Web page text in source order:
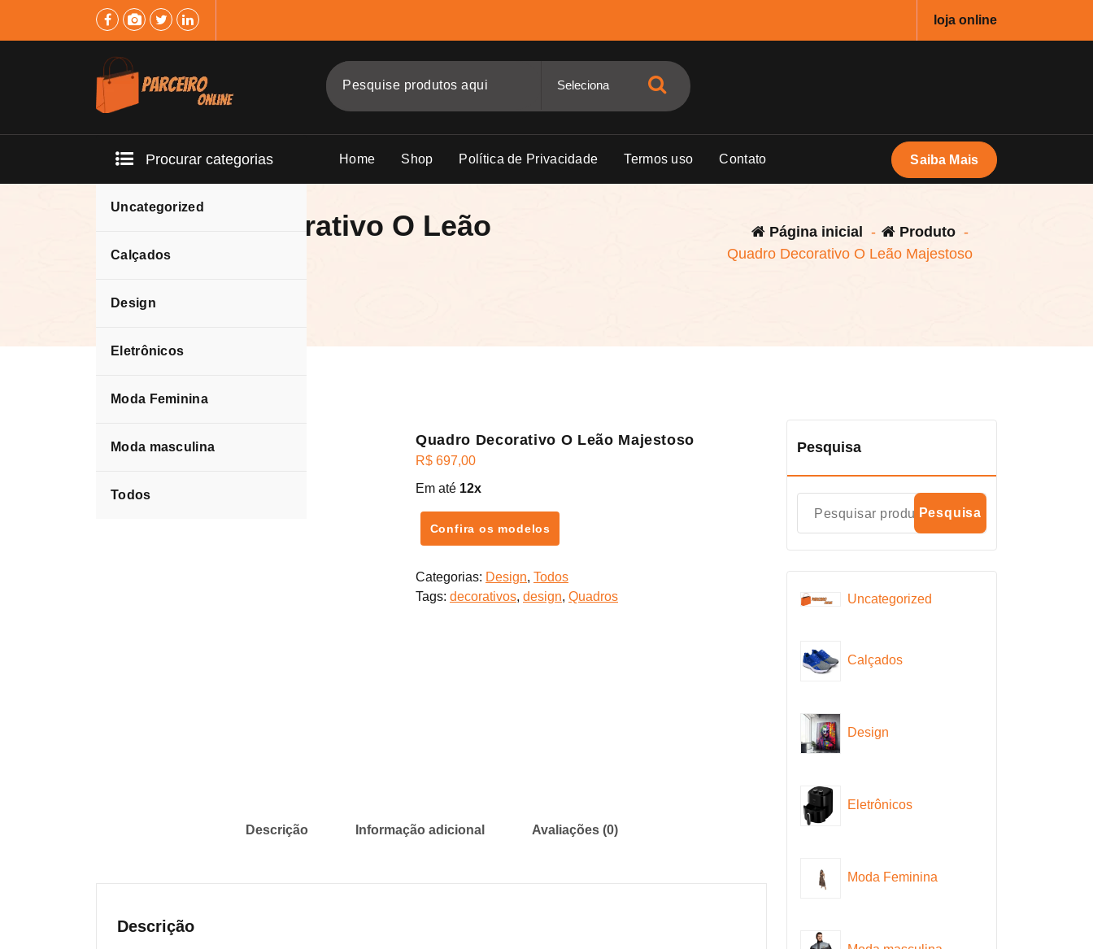
loja online
Procurar categorias
Uncategorized
Calçados
Design
Eletrônicos
Moda Feminina
Moda masculina
Todos
Home Shop Política de Privacidade Termos uso Contato Saiba Mais
Quadro Decorativo O Leão
Majestoso
Página inicial - Produto -
Quadro Decorativo O Leão Majestoso
Quadro Decorativo O Leão Majestoso
R$ 697,00
Em até 12x
Confira os modelos
Categorias: Design, Todos
Tags: decorativos, design, Quadros
Descrição Informação adicional Avaliações (0)
Descrição
Pesquisa
Pesquisa
Uncategorized
Calçados
Design
Eletrônicos
Moda Feminina